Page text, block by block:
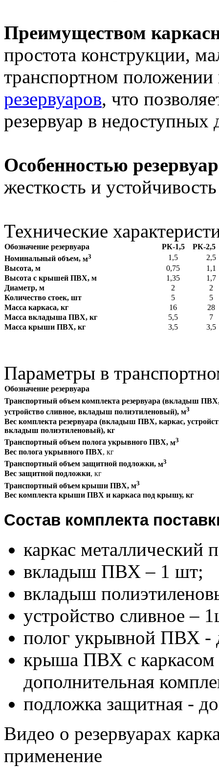
Преимуществом
простота конструкции,
транспортном
резервуаров, что
резервуар в недоступных
Особенностью
жесткость и
Технические
Обозначение резервуара РК-1,5
РК-2,5
Номинальный объем, м3 1,5
2,5
Высота, м
0,75
1,1
Высота с крышей ПВХ, м
1,35
1,7
Диаметр, м
2
2
Количество стоек, шт
5
5
Масса каркаса, кг
16
28
Масса вкладыша ПВХ, кг
5,5
7
Масса крыши ПВХ, кг
3,5 3,5
Параметры в
Обозначение резервуара
Транспортный объемкомплекта резервуара (вкладыш
устройство сливное, вкладыш полиэтиленовый), м3
Вес комплекта резервуара (вкладыш ПВХ, каркас,
вкладыш полиэтиленовый), кг
Транспортный объем полога укрывного ПВХ, м3
Вес полога укрывного ПВХ, кг
Транспортный объем защитной подложки, м3
Вес защитной подложки, кг
Транспортный объемкрыши ПВХ, м3
Вес комплекта крыши ПВХ и каркаса под крышу, кг
Состав комплекта
каркас металлический
вкладыш ПВХ – 1 шт;
вкладыш
устройство сливное –
полог укрывной ПВХ -
крыша ПВХ с
дополнительная
подложка защитная -
Видео о резервуарах
применение